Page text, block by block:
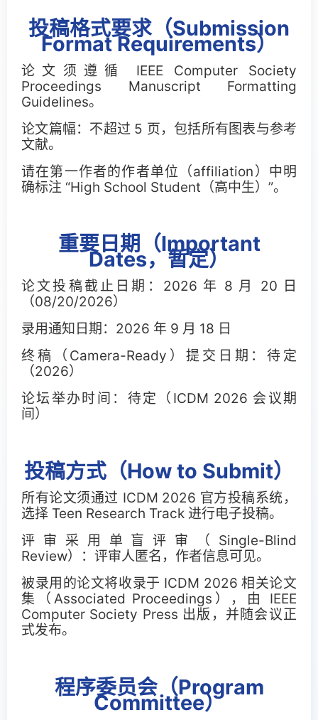
投稿格式要求（Submission
Format Requirements）
论文须遵循 IEEE Computer Society
Proceedings Manuscript Formatting
Guidelines。
论文篇幅：不超过 5 页，包括所有图表与参考
文献。
请在第一作者的作者单位（affiliation）中明
确标注 “High School Student（高中生）”。
重要日期（Important
Dates，暂定）
论文投稿截止日期：2026 年 8 月 20 日
（08/20/2026）
录用通知日期：2026 年 9 月 18 日
终稿（Camera-Ready）提交日期：待定
（2026）
论坛举办时间：待定（ICDM 2026 会议期
间）
投稿方式（How to Submit）
所有论文须通过 ICDM 2026 官方投稿系统，
选择 Teen Research Track 进行电子投稿。
评审采用单盲评审（Single-Blind
Review）：评审人匿名，作者信息可见。
被录用的论文将收录于 ICDM 2026 相关论文
集（Associated Proceedings），由 IEEE
Computer Society Press 出版，并随会议正
式发布。
程序委员会（Program
Committee）